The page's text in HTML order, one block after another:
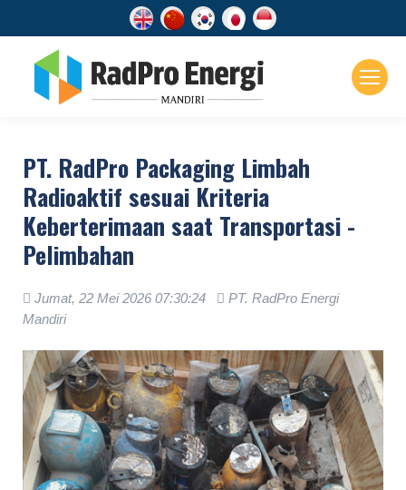
PT. RadPro Packaging Limbah
Radioaktif sesuai Kriteria
Keberterimaan saat Transportasi -
Pelimbahan
Jumat, 22 Mei 2026 07:30:24
PT. RadPro Energi
Mandiri